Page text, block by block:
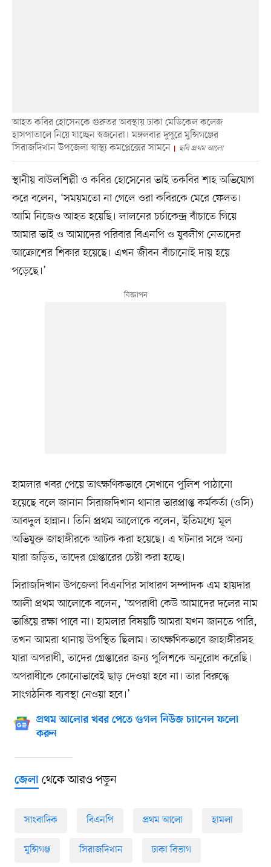
আহত কবির হোসেনকে গুরুতর অবস্থায় ঢাকা মেডিকেল কলেজ
হাসপাতালে নিয়ে যাচ্ছেন স্বজনেরা। মঙ্গলবার দুপুরে মুন্সিগঞ্জের
সিরাজদিখান উপজেলা স্বাস্থ্য কমপ্লেক্সের সামনে
ছবি প্রথম আলো
স্থানীয় বাউলশিল্পী ও কবির হোসেনের ভাই তকবির শাহ অভিযোগ
করে বলেন, ‘সময়মতো না গেলে ওরা কবিরকে মেরে ফেলত।
আমি নিজেও আহত হয়েছি। লালনের চর্চাকেন্দ্র বাঁচাতে গিয়ে
আমার ভাই ও আমাদের পরিবার বিএনপি ও যুবলীগ নেতাদের
আক্রোশের শিকার হয়েছে। এখন জীবন বাঁচানোই দায় হয়ে
পড়েছে।’
হামলার খবর পেয়ে তাৎক্ষণিকভাবে সেখানে পুলিশ পাঠানো
হয়েছে বলে জানান সিরাজদিখান থানার ভারপ্রাপ্ত কর্মকর্তা (ওসি)
আবদুল হান্নান। তিনি প্রথম আলোকে বলেন, ইতিমধ্যে মূল
অভিযুক্ত জাহাঙ্গীরকে আটক করা হয়েছে। এ ঘটনার সঙ্গে অন্য
যারা জড়িত, তাদের গ্রেপ্তারের চেষ্টা করা হচ্ছে।
সিরাজদিখান উপজেলা বিএনপির সাধারণ সম্পাদক এম হায়দার
আলী প্রথম আলোকে বলেন, ‘অপরাধী কেউ আমাদের দলের নাম
ভাঙিয়ে রক্ষা পাবে না। হামলার বিষয়টি আমরা যখন জানতে পারি,
তখন আমরা থানায় উপস্থিত ছিলাম। তাৎক্ষণিকভাবে জাহাঙ্গীরসহ
যারা অপরাধী, তাদের গ্রেপ্তারের জন্য পুলিশকে অনুরোধ করেছি।
অপরাধীকে কোনোভাবেই ছাড় দেওয়া হবে না। তার বিরুদ্ধে
সাংগঠনিক ব্যবস্থা নেওয়া হবে।’
প্রথম আলোর খবর পেতে গুগল নিউজ চ্যানেল ফলো
করুন
জেলাথেকে আরও পড়ুন
সাংবাদিক বিএনপি প্রথম আলো হামলা
মুন্সিগঞ্জ সিরাজদিখান ঢাকা বিভাগ